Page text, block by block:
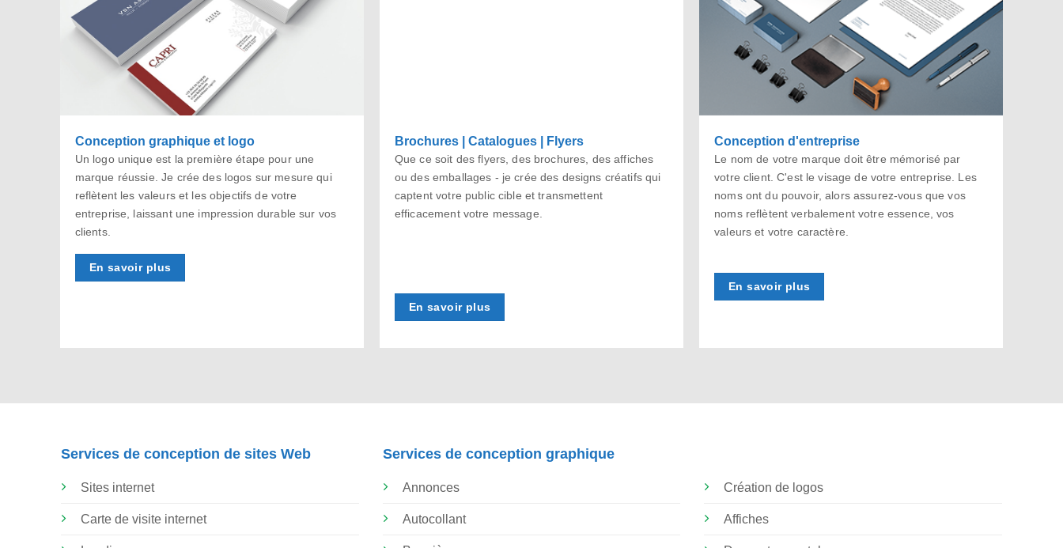
Conception graphique et logo
Un logo unique est la première étape pour une
marque réussie. Je crée des logos sur mesure qui
reflètent les valeurs et les objectifs de votre
entreprise, laissant une impression durable sur vos
clients.
En savoir plus
Brochures | Catalogues | Flyers
Que ce soit des flyers, des brochures, des affiches
ou des emballages - je crée des designs créatifs qui
captent votre public cible et transmettent
efficacement votre message.
En savoir plus
Conception d'entreprise
Le nom de votre marque doit être mémorisé par
votre client. C'est le visage de votre entreprise. Les
noms ont du pouvoir, alors assurez-vous que vos
noms reflètent verbalement votre essence, vos
valeurs et votre caractère.
En savoir plus
Services de conception de sites Web
Sites internet
Carte de visite internet
Services de conception graphique
Annonces
Autocollant
Création de logos
Affiches